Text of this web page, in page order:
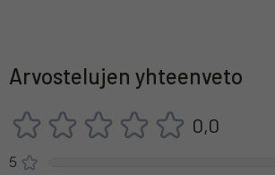
Arvostelujen yhteenveto
0,0
5